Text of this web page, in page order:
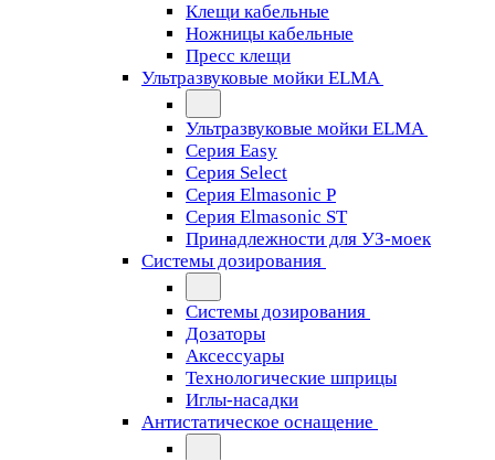
Клещи кабельные
Ножницы кабельные
Пресс клещи
Ультразвуковые мойки ELMA
Ультразвуковые мойки ELMA
Серия Easy
Серия Select
Серия Elmasonic P
Серия Elmasonic ST
Принадлежности для УЗ-моек
Системы дозирования
Системы дозирования
Дозаторы
Аксессуары
Технологические шприцы
Иглы-насадки
Антистатическое оснащение